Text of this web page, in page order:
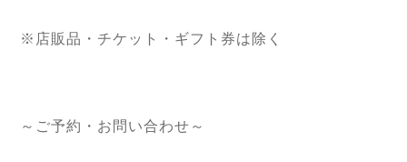
※店販品・チケット・ギフト券は除く
～ご予約・お問い合わせ～